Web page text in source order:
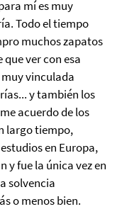
mí es muy
Todo el tiempo
muchos zapatos
ver con esa
vinculada
y también los
acuerdo de los
largo tiempo,
en Europa,
y fue la única vez en
solvencia
o menos bien.